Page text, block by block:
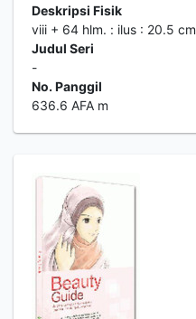
Deskripsi Fisik
viii + 64 hlm. : ilus : 20.5 cm
Judul Seri
-
No. Panggil
636.6 AFA m